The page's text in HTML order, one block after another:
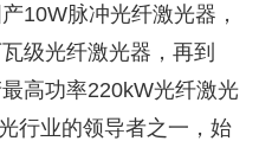
10W脉冲光纤激光器，
级光纤激光器，再到
高功率220kW光纤激光
行业的领导者之一，始